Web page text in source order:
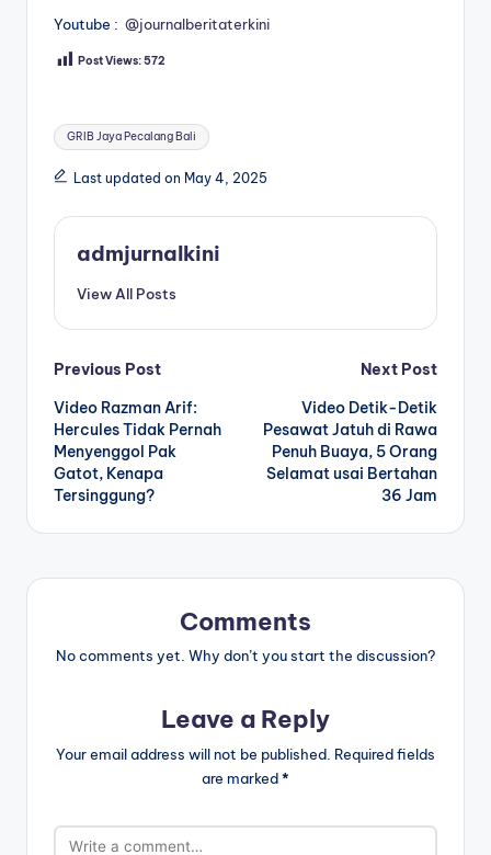
Youtube : @journalberitaterkini
Post Views:572
Tags:
GRIB Jaya Pecalang Bali
Last updated on May 4, 2025
admjurnalkini
View All Posts
Post
navigation
Previous Post
Video Razman Arif:
Hercules Tidak Pernah
Menyenggol Pak
Gatot, Kenapa
Tersinggung?
Next Post
Video Detik-Detik
Pesawat Jatuh di Rawa
Penuh Buaya, 5 Orang
Selamat usai Bertahan
36 Jam
Comments
No comments yet. Why don’t you start the discussion?
Leave a Reply
Your email address will not be published. Required fields
are marked*